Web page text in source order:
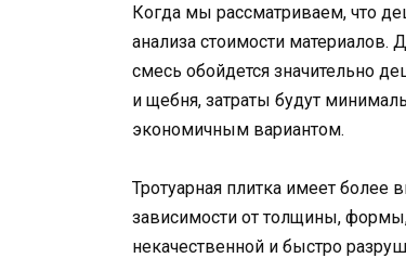
Когда мы рассматриваем, что
анализа стоимости материалов.
смесь обойдется значительно
и щебня, затраты будут
экономичным вариантом.
Тротуарная плитка имеет более
зависимости от толщины,
некачественной и быстро